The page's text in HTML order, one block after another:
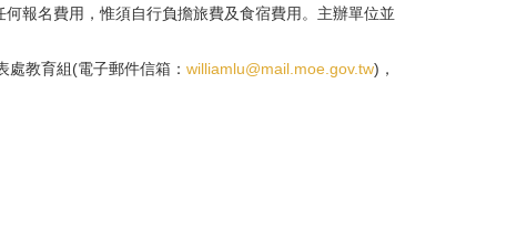
報名費用，惟須自行負擔旅費及食宿費用。主辦單位並
處教育組(電子郵件信箱： williamlu@mail.moe.gov.tw) ，